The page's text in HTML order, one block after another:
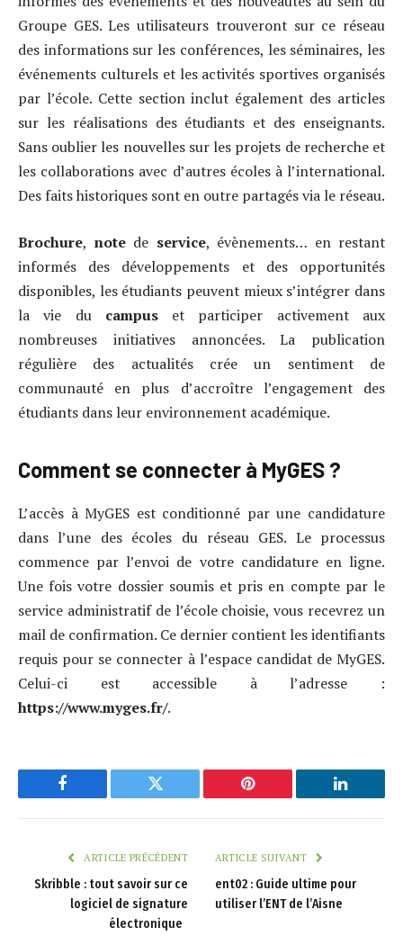
Groupe GES. Les utilisateurs trouveront sur ce réseau
des informations sur les conférences, les séminaires, les
événements culturels et les activités sportives organisés
par l’école. Cette section inclut également des articles
sur les réalisations des étudiants et des enseignants.
Sans oublier les nouvelles sur les projets de recherche et
les collaborations avec d’autres écoles à l’international.
Des faits historiques sont en outre partagés via le réseau.
Brochure, notede service, évènements… en restant
informés des développements et des opportunités
disponibles, les étudiants peuvent mieux s’intégrer dans
la vie du campuset participer activement aux
nombreuses initiatives annoncées. La publication
régulière des actualités crée un sentiment de
communauté en plus d’accroître l’engagement des
étudiants dans leur environnement académique.
Comment se connecter à MyGES ?
L’accès à MyGES est conditionné par une candidature
dans l’une des écoles du réseau GES. Le processus
commence par l’envoi de votre candidature en ligne.
Une fois votre dossier soumis et pris en compte par le
service administratif de l’école choisie, vous recevrez un
mail de confirmation. Ce dernier contient les identifiants
requis pour se connecter à l’espace candidat de MyGES.
Celui-ci est accessible à l’adresse :
https://www.myges.fr/.
Facebook Twitter Pinterest LinkedIn
ARTICLE PRÉCÉDENT
Skribble : tout savoir sur ce
logiciel de signature
électronique
ARTICLE SUIVANT
ent02 : Guide ultime pour
utiliser l’ENT de l’Aisne